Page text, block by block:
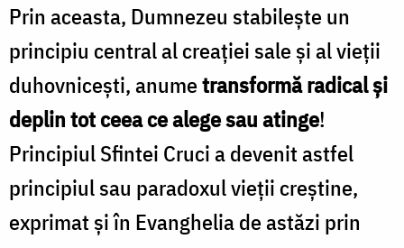
Prin aceasta, Dumnezeu stabilește un
principiu central al creației sale și al vieții
duhovnicești, anumetransformă radical și
deplin tot ceea ce alege sau atinge!
Principiul Sfintei Cruci a devenit astfel
principiul sau paradoxul vieții creștine,
exprimat și în Evanghelia de astăzi prin